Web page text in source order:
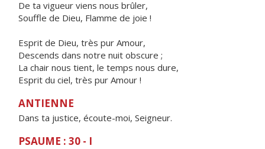
De ta vigueur viens nous brûler,
Souffle de Dieu, Flamme de joie !
Esprit de Dieu, très pur Amour,
Descends dans notre nuit obscure ;
La chair nous tient, le temps nous dure,
Esprit du ciel, très pur Amour !
ANTIENNE
Dans ta justice, écoute-moi, Seigneur.
PSAUME : 30 - I